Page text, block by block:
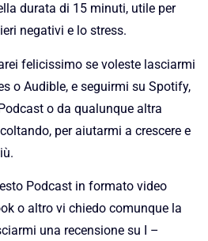
durata di 15 minuti, utile per
negativi e lo stress.
felicissimo se voleste lasciarmi
o Audible, e seguirmi su Spotify,
o da qualunque altra
per aiutarmi a crescere e
Podcast in formato video
o altro vi chiedo comunque la
una recensione su I –